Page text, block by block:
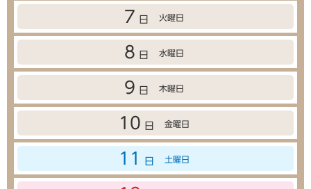
7 日 火曜日
8 日 水曜日
9 日 木曜日
10 日 金曜日
11 日 土曜日